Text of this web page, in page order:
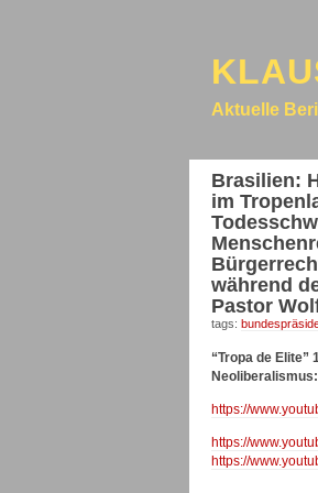
Aktuelle
Brasilien:
im
während
Pastor
tags:
“Tropa de
Neoliberalismus:
https://
https://
https://